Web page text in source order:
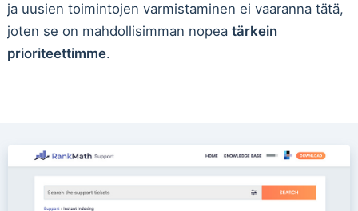
ja uusien toimintojen varmistaminen ei vaaranna tätä,
joten se on mahdollisimman nopea tärkein
prioriteettimme.